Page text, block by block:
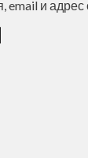
email и